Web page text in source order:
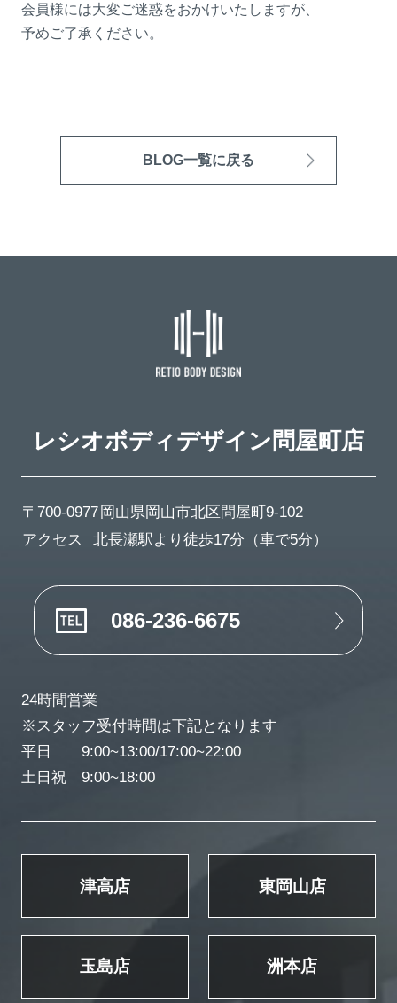
会員様には大変ご迷惑をおかけいたしますが、
予めご了承ください。
BLOG一覧に戻る
レシオボディデザイン 問屋町店
〒700-0977 岡山県岡山市北区問屋町9-102
アクセス
北長瀬駅より徒歩17分（車で5分）
086-236-6675
24時間営業
※スタッフ受付時間は下記となります
平日 9:00~13:00/17:00~22:00
土日祝 9:00~18:00
津高店 東岡山店
玉島店 洲本店